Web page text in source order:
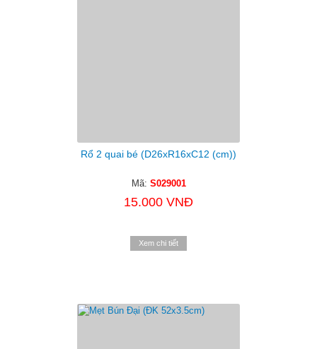
Rổ 2 quai bé (D26xR16xC12 (cm))
Mã: S029001
15.000 VNĐ
Xem chi tiết